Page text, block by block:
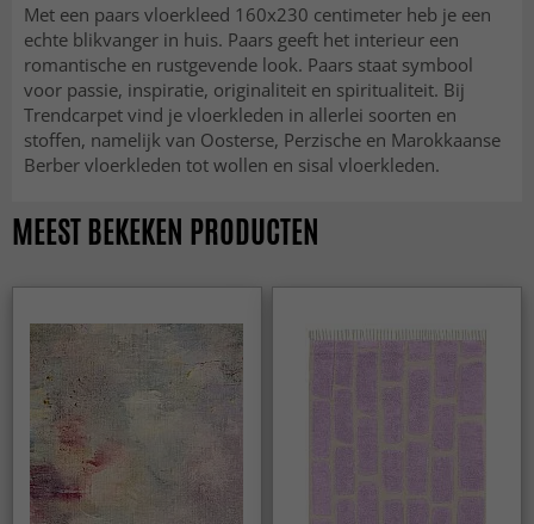
Met een paars vloerkleed 160x230 centimeter heb je een
echte blikvanger in huis. Paars geeft het interieur een
romantische en rustgevende look. Paars staat symbool
voor passie, inspiratie, originaliteit en spiritualiteit. Bij
Trendcarpet vind je vloerkleden in allerlei soorten en
stoffen, namelijk van Oosterse, Perzische en Marokkaanse
Berber vloerkleden tot wollen en sisal vloerkleden.
MEEST BEKEKEN PRODUCTEN